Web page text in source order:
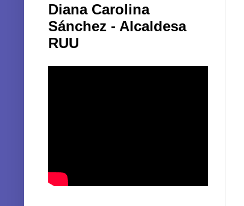
Diana Carolina
Sánchez - Alcaldesa
RUU